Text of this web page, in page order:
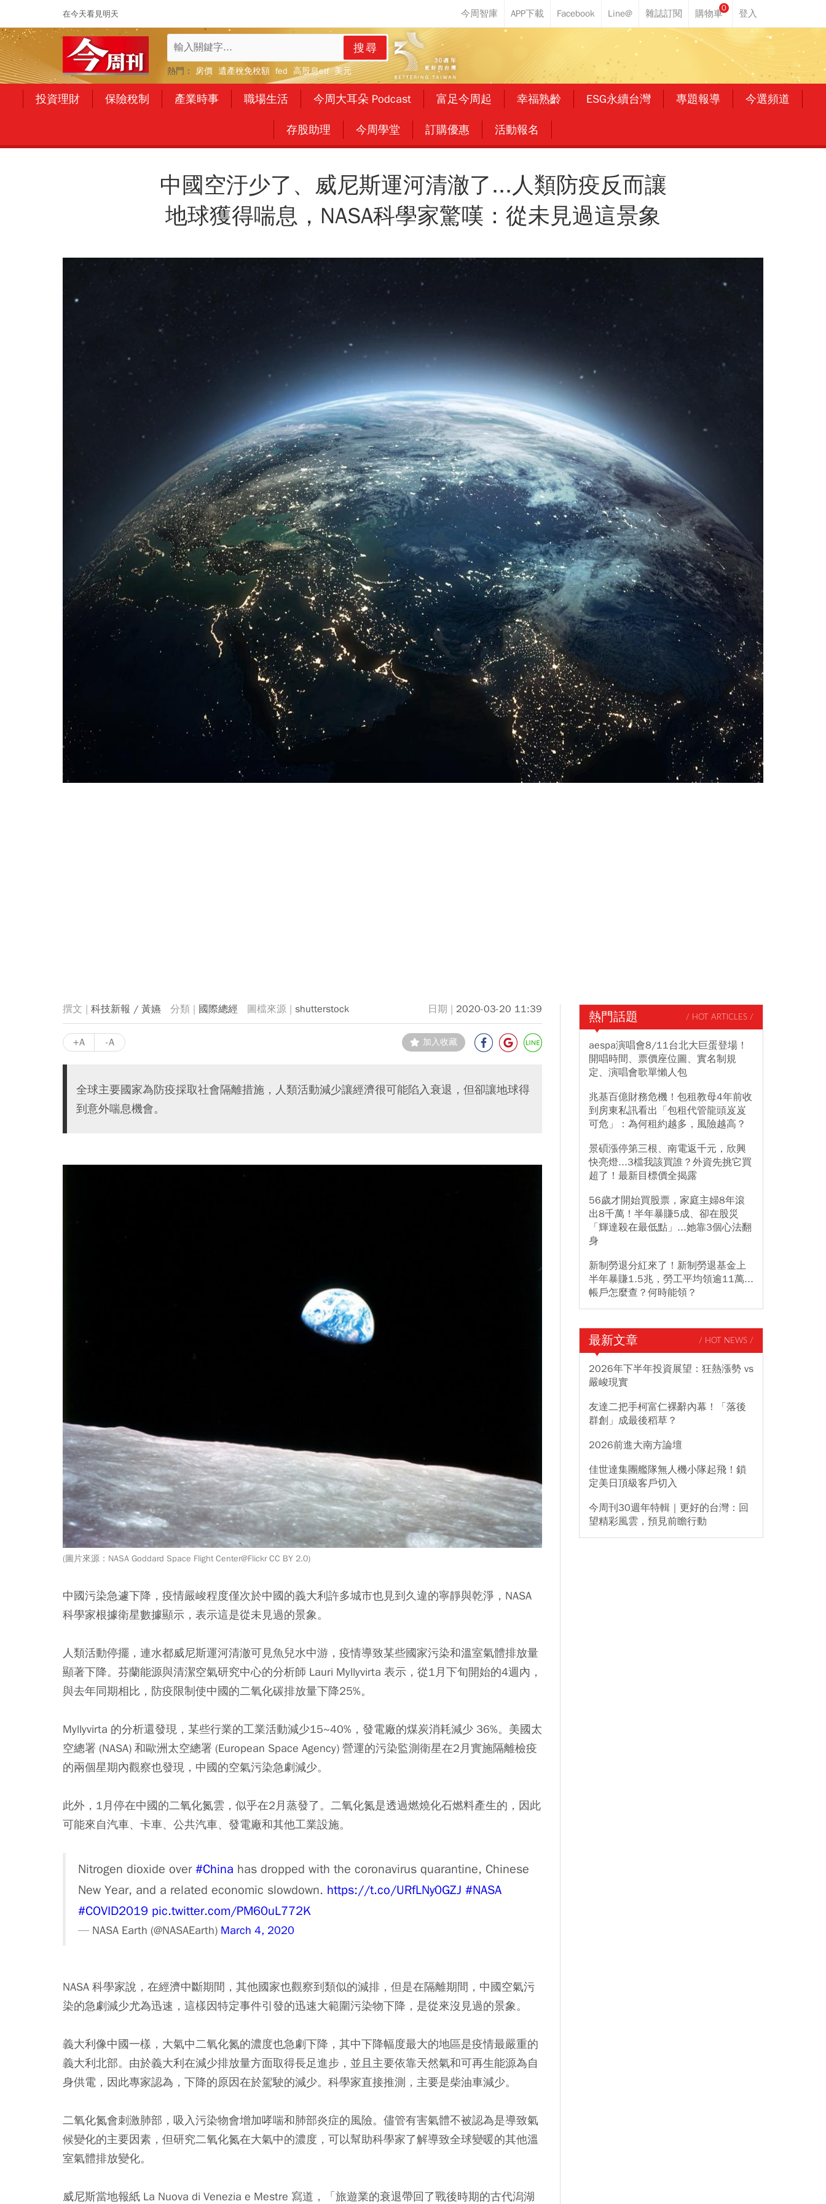
在今天看見明天
0
搜尋
熱門： 房價 遺產稅免稅額 fed 高股息etf 美元
投資理財 保險稅制 產業時事 職場生活 今周大耳朵 Podcast 富足今周起 幸福熟齡 ESG永續台灣 專題報導 今選頻道
存股助理 今周學堂 訂購優惠 活動報名
中國空汙少了、威尼斯運河清澈了...人類防疫反而讓
地球獲得喘息，NASA科學家驚嘆：從未見過這景象
科技新報 / 黃嬿 國際總經 shutterstock 2020-03-20 11:39
+A -A 加入收藏
全球主要國家為防疫採取社會隔離措施，人類活動減少讓經濟很可能陷入衰退，但卻讓地球得
到意外喘息機會。
(圖片來源：NASA Goddard Space Flight Center@Flickr CC BY 2.0)
中國污染急遽下降，疫情嚴峻程度僅次於中國的義大利許多城市也見到久違的寧靜與乾淨，NASA
科學家根據衛星數據顯示，表示這是從未見過的景象。
人類活動停擺，連水都威尼斯運河清澈可見魚兒水中游，疫情導致某些國家污染和溫室氣體排放量
顯著下降。芬蘭能源與清潔空氣研究中心的分析師 Lauri Myllyvirta 表示，從1月下旬開始的4週內，
與去年同期相比，防疫限制使中國的二氧化碳排放量下降25%。
Myllyvirta 的分析還發現，某些行業的工業活動減少15~40%，發電廠的煤炭消耗減少 36%。美國太
空總署 (NASA) 和歐洲太空總署 (European Space Agency) 營運的污染監測衛星在2月實施隔離檢疫
的兩個星期內觀察也發現，中國的空氣污染急劇減少。
此外，1月停在中國的二氧化氮雲，似乎在2月蒸發了。二氧化氮是透過燃燒化石燃料產生的，因此
可能來自汽車、卡車、公共汽車、發電廠和其他工業設施。
Nitrogen dioxide over #China has dropped with the coronavirus quarantine, Chinese
New Year, and a related economic slowdown. https://t.co/URfLNy0GZJ #NASA
#COVID2019 pic.twitter.com/PM60uL772K
— NASA Earth (@NASAEarth) March 4, 2020
NASA 科學家說，在經濟中斷期間，其他國家也觀察到類似的減排，但是在隔離期間，中國空氣污
染的急劇減少尤為迅速，這樣因特定事件引發的迅速大範圍污染物下降，是從來沒見過的景象。
義大利像中國一樣，大氣中二氧化氮的濃度也急劇下降，其中下降幅度最大的地區是疫情最嚴重的
義大利北部。由於義大利在減少排放量方面取得長足進步，並且主要依靠天然氣和可再生能源為自
身供電，因此專家認為，下降的原因在於駕駛的減少。科學家直接推測，主要是柴油車減少。
二氧化氮會刺激肺部，吸入污染物會增加哮喘和肺部炎症的風險。儘管有害氣體不被認為是導致氣
候變化的主要因素，但研究二氧化氮在大氣中的濃度，可以幫助科學家了解導致全球變暖的其他溫
室氣體排放變化。
威尼斯當地報紙 La Nuova di Venezia e Mestre 寫道，「旅遊業的衰退帶回了戰後時期的古代潟湖
熱門話題 / HOT ARTICLES /
aespa演唱會8/11台北大巨蛋登場！
開唱時間、票價座位圖、實名制規
定、演唱會歌單懶人包
兆基百億財務危機！包租教母4年前收
到房東私訊看出「包租代管龍頭岌岌
可危」：為何租約越多，風險越高？
景碩漲停第三根、南電返千元，欣興
快亮燈...3檔我該買誰？外資先挑它買
超了！最新目標價全揭露
56歲才開始買股票，家庭主婦8年滾
出8千萬！半年暴賺5成、卻在股災
「輝達殺在最低點」...她靠3個心法翻
身
新制勞退分紅來了！新制勞退基金上
半年暴賺1.5兆，勞工平均領逾11萬...
帳戶怎麼查？何時能領？
最新文章 / HOT NEWS /
2026年下半年投資展望：狂熱漲勢 vs
嚴峻現實
友達二把手柯富仁裸辭內幕！「落後
群創」成最後稻草？
2026前進大南方論壇
佳世達集團艦隊無人機小隊起飛！鎖
定美日頂級客戶切入
今周刊30週年特輯｜更好的台灣：回
望精彩風雲，預見前瞻行動